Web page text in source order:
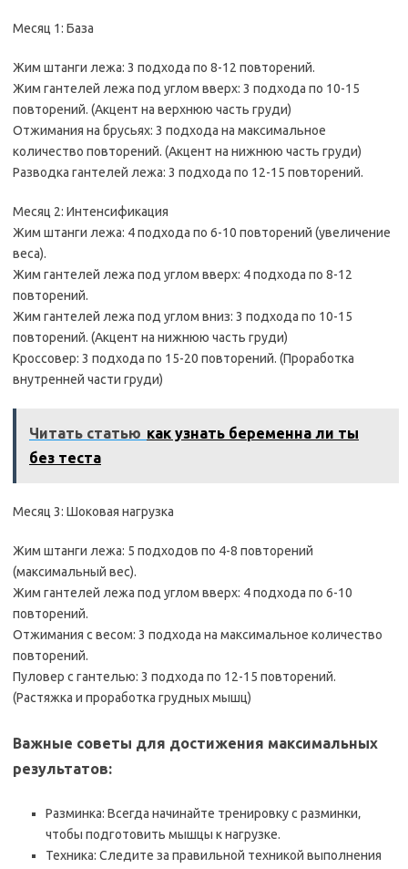
Месяц 1: База
Жим штанги лежа: 3 подхода по 8-12 повторений.
Жим гантелей лежа под углом вверх: 3 подхода по 10-15
повторений. (Акцент на верхнюю часть груди)
Отжимания на брусьях: 3 подхода на максимальное
количество повторений. (Акцент на нижнюю часть груди)
Разводка гантелей лежа: 3 подхода по 12-15 повторений.
Месяц 2: Интенсификация
Жим штанги лежа: 4 подхода по 6-10 повторений (увеличение
веса).
Жим гантелей лежа под углом вверх: 4 подхода по 8-12
повторений.
Жим гантелей лежа под углом вниз: 3 подхода по 10-15
повторений. (Акцент на нижнюю часть груди)
Кроссовер: 3 подхода по 15-20 повторений. (Проработка
внутренней части груди)
Читать статью как узнать беременна ли ты
без теста
Месяц 3: Шоковая нагрузка
Жим штанги лежа: 5 подходов по 4-8 повторений
(максимальный вес).
Жим гантелей лежа под углом вверх: 4 подхода по 6-10
повторений.
Отжимания с весом: 3 подхода на максимальное количество
повторений.
Пуловер с гантелью: 3 подхода по 12-15 повторений.
(Растяжка и проработка грудных мышц)
Важные советы для достижения максимальных
результатов:
Разминка: Всегда начинайте тренировку с разминки‚
чтобы подготовить мышцы к нагрузке.
Техника: Следите за правильной техникой выполнения